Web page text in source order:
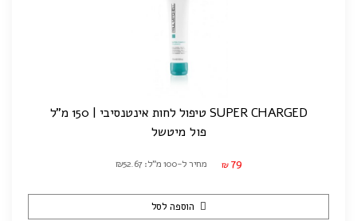
SUPER CHARGED טיפול לחות אינטנסיבי | 150 מ"ל
פול מיטשל
₪ 79 מחיר ל-100 מ"ל: ₪52.67
הוספה לסל